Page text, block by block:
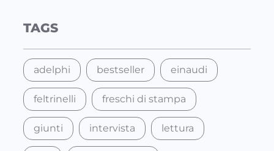
c
TAGS
adelphi bestseller einaudi
feltrinelli freschi di stampa
giunti intervista lettura